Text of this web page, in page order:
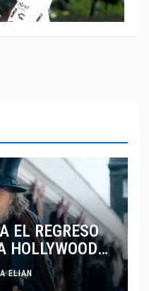
EL REGRESO
HOLLYWOOD
EL CINE
ELIAN